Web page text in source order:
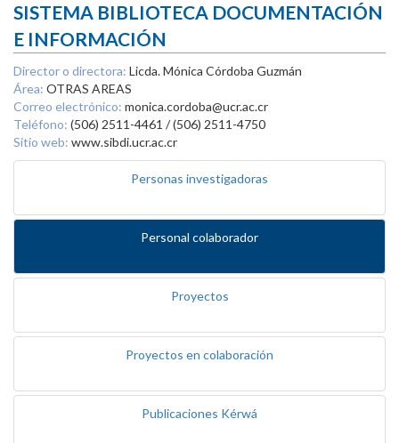
SISTEMA BIBLIOTECA DOCUMENTACIÓN
E INFORMACIÓN
Director o directora: Licda. Mónica Córdoba Guzmán
Área: OTRAS AREAS
Correo electrónico: monica.cordoba@ucr.ac.cr
Teléfono: (506) 2511-4461 / (506) 2511-4750
Sitio web: www.sibdi.ucr.ac.cr
Personas investigadoras
Personal colaborador
Proyectos
Proyectos en colaboración
Publicaciones Kérwá